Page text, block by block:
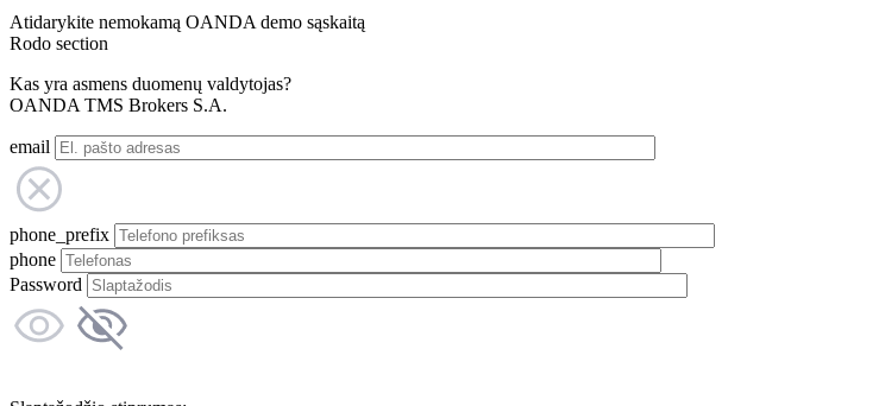
Atidarykite nemokamą OANDA demo sąskaitą
Rodo section
Kas yra asmens duomenų valdytojas?
OANDA TMS Brokers S.A.
email
phone_prefix
phone
Password